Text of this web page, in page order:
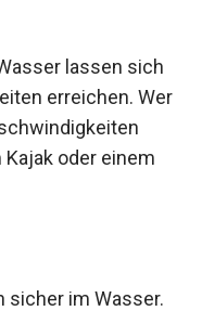
lassen sich
erreichen. Wer
oder einem
sicher im Wasser.